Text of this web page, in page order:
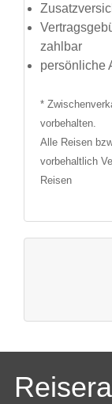
zahlbar
persönliche
*
vorbehalten.
Alle Reisen
vorbehaltlich
Reisen